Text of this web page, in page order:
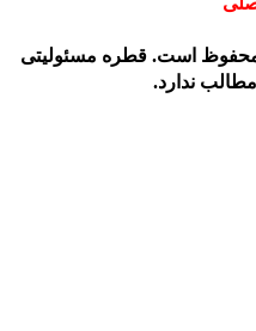
است. قطره مسئولیتی
ندارد.